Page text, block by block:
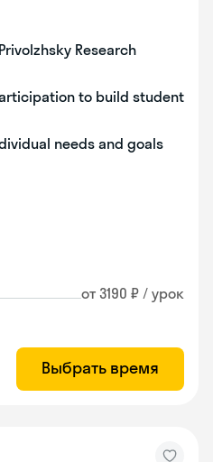
Research
to build student
needs and goals
от 3190 ₽ / урок
Выбрать время